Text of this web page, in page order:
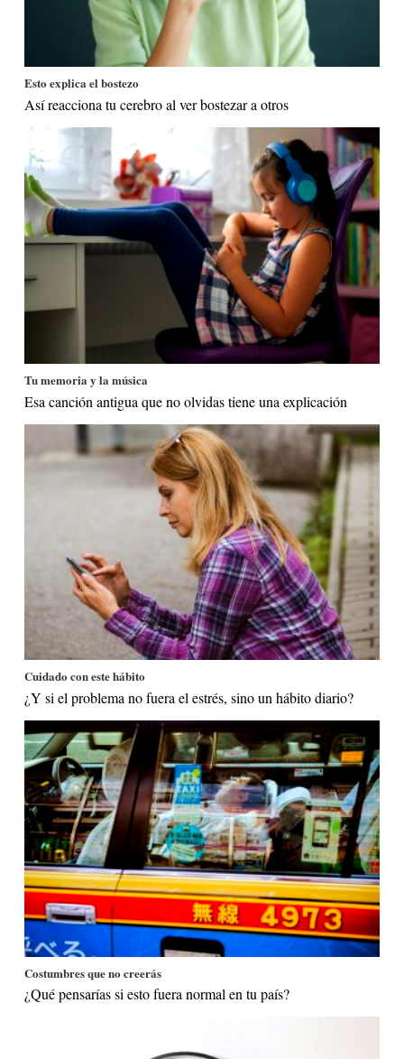
Esto explica el bostezo
Así reacciona tu cerebro al ver bostezar a otros
Tu memoria y la música
Esa canción antigua que no olvidas tiene una explicación
Cuidado con este hábito
¿Y si el problema no fuera el estrés, sino un hábito diario?
Costumbres que no creerás
¿Qué pensarías si esto fuera normal en tu país?